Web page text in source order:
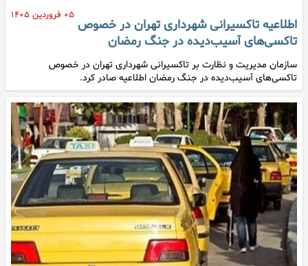
۰۵ فروردین ۱۴۰۵
اطلاعیه تاکسیرانی شهرداری تهران در خصوص
تاکسی‌های آسیب‌دیده در جنگ رمضان
سازمان مدیریت و نظارت بر تاکسیرانی شهرداری تهران در خصوص
تاکسی‌های آسیب‌دیده در جنگ رمضان اطلاعیه صادر کرد.